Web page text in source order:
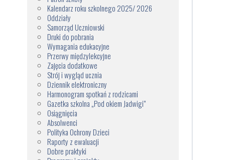
Kalendarz roku szkolnego 2025/ 2026
Oddziały
Samorząd Uczniowski
Druki do pobrania
Wymagania edukacyjne
Przerwy międzylekcyjne
Zajęcia dodatkowe
Strój i wygląd ucznia
Dziennik elektroniczny
Harmonogram spotkań z rodzicami
Gazetka szkolna „Pod okiem Jadwigi”
Osiągnięcia
Absolwenci
Polityka Ochrony Dzieci
Raporty z ewaluacji
Dobre praktyki